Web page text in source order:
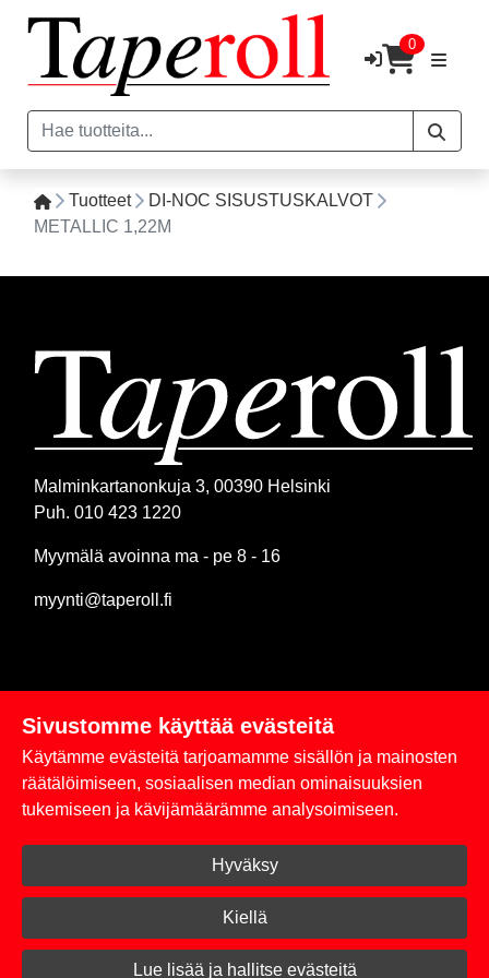
0
Tuotteet
DI-NOC SISUSTUSKALVOT
METALLIC 1,22M
Malminkartanonkuja 3, 00390 Helsinki
Puh. 010 423 1220
Myymälä avoinna ma - pe 8 - 16
myynti@taperoll.fi
Linkit
Rekisteriseloste
Toimitus- ja maksuehdot
Kirjaudu sisään
© 2026 Taperoll
Sivustomme käyttää evästeitä
Käytämme evästeitä tarjoamamme sisällön ja mainosten
räätälöimiseen, sosiaalisen median ominaisuuksien
tukemiseen ja kävijämäärämme analysoimiseen.
Hyväksy
Kiellä
Lue lisää ja hallitse evästeitä